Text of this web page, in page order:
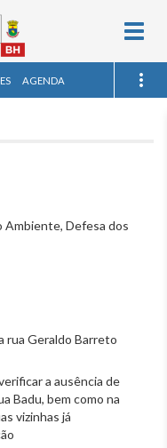
AGENDA
Ambiente, Defesa dos
rua Geraldo Barreto
a ausência de
Badu, bem como na
vizinhas já